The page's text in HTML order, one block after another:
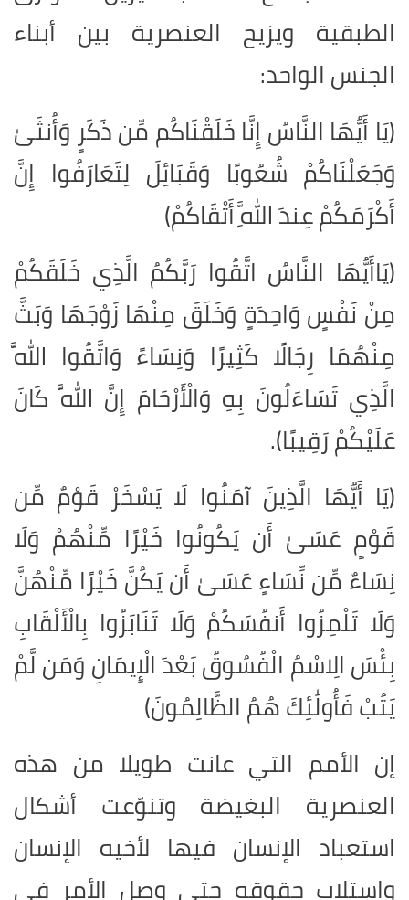
الطبقية ويزيح العنصرية بين أبناء
الجنس الواحد:
(يَا أَيُّهَا النَّاسُ إِنَّا خَلَقْنَاكُم مِّن ذَكَرٍ وَأُنثَىٰ
وَجَعَلْنَاكُمْ شُعُوبًا وَقَبَائِلَ لِتَعَارَفُوا إِنَّ
أَكْرَمَكُمْ عِندَ اللَّهِ أَتْقَاكُمْ)
(يَاأَيُّهَا النَّاسُ اتَّقُوا رَبَّكُمُ الَّذِي خَلَقَكُمْ
مِنْ نَفْسٍ وَاحِدَةٍ وَخَلَقَ مِنْهَا زَوْجَهَا وَبَثَّ
مِنْهُمَا رِجَالًا كَثِيرًا وَنِسَاءً وَاتَّقُوا اللَّهَ
الَّذِي تَسَاءَلُونَ بِهِ وَالْأَرْحَامَ إِنَّ اللَّهَ كَانَ
عَلَيْكُمْ رَقِيبًا).
(يَا أَيُّهَا الَّذِينَ آمَنُوا لَا يَسْخَرْ قَوْمٌ مِّن
قَوْمٍ عَسَىٰ أَن يَكُونُوا خَيْرًا مِّنْهُمْ وَلَا
نِسَاءٌ مِّن نِّسَاءٍ عَسَىٰ أَن يَكُنَّ خَيْرًا مِّنْهُنَّ
وَلَا تَلْمِزُوا أَنفُسَكُمْ وَلَا تَنَابَزُوا بِالْأَلْقَابِ
بِئْسَ الِاسْمُ الْفُسُوقُ بَعْدَ الْإِيمَانِ وَمَن لَّمْ
يَتُبْ فَأُولَٰئِكَ هُمُ الظَّالِمُونَ)
إن الأمم التي عانت طويلا من هذه
العنصرية البغيضة وتنوّعت أشكال
استعباد الإنسان فيها لأخيه الإنسان
واستلاب حقوقه حتى وصل الأمر في